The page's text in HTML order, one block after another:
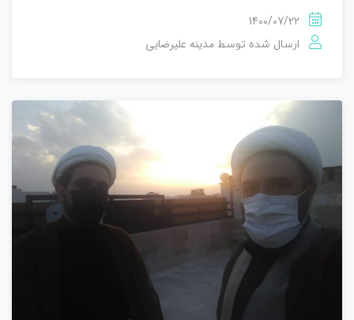
1400/07/22
ارسال شده توسط مدینه علیرضایی